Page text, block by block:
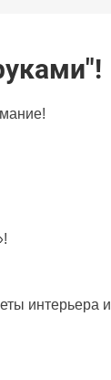
интерьера и